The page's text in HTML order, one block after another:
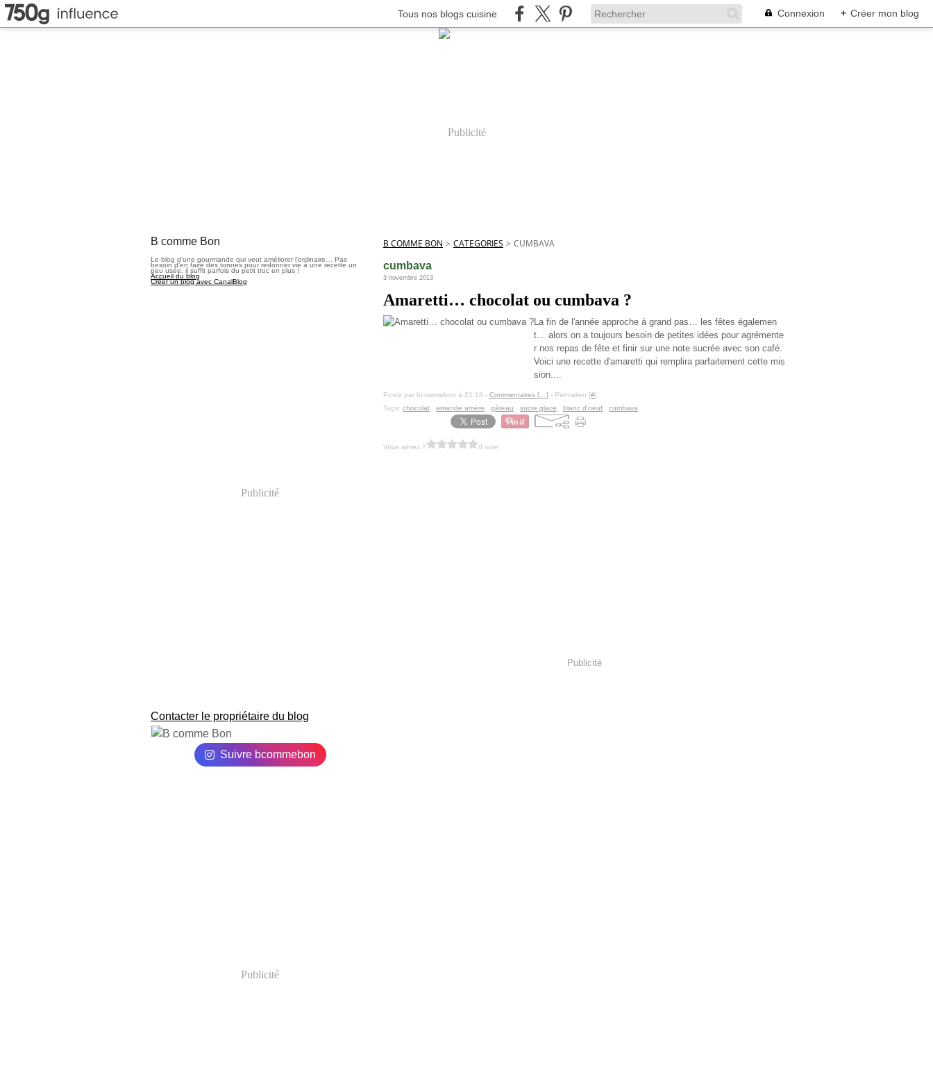
Tous nos blogs cuisine Connexion + Créer mon blog
Publicité
B comme Bon
Le blog d’une gourmande qui veut améliorer l’ordinaire… Pas
besoin d’en faire des tonnes pour redonner vie à une recette un
peu usée, il suffit parfois du petit truc en plus !
Accueil du blog
Créer un blog avec CanalBlog
Publicité
Contacter le propriétaire du blog
Suivre bcommebon
Publicité
B COMME BON > CATEGORIES > CUMBAVA
cumbava
3 novembre 2013
Amaretti… chocolat ou cumbava ?
La fin de l'année approche à grand pas… les fêtes égalemen
t… alors on a toujours besoin de petites idées pour agrémente
r nos repas de fête et finir sur une note sucrée avec son café.
Voici une recette d'amaretti qui remplira parfaitement cette mis
sion....
Posté par bcommebon à 21:18 - Commentaires [ ] - Permalien [#]
Tags: chocolat amande amère gâteau sucre glace blanc d'oeuf cumbava
Vous aimez ? 0 vote
Publicité